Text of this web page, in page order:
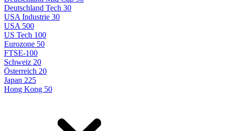
Deutschland Tech 30
USA Industrie 30
USA 500
US Tech 100
Eurozone 50
FTSE-100
Schweiz 20
Österreich 20
Japan 225
Hong Kong 50